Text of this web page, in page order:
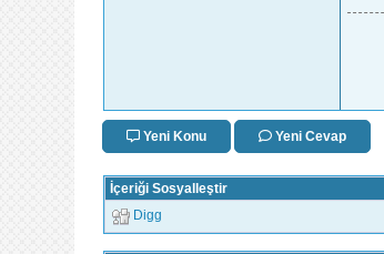
Yeni Konu Yeni Cevap
İçeriği Sosyalleştir
Digg